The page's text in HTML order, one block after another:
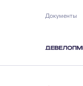
Документы